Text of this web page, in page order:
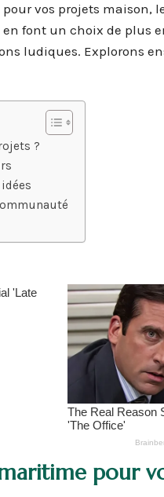
vos projets maison,
font un choix de plus
ludiques. Explorons
?
pour